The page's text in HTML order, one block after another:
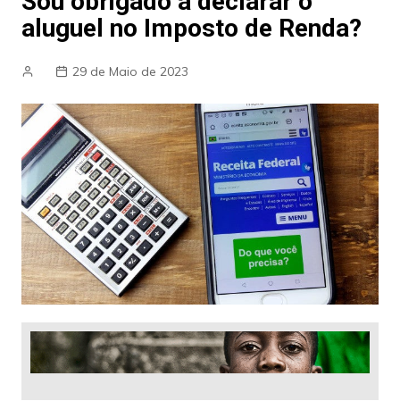
aluguel no Imposto de Renda?
29 de Maio de 2023